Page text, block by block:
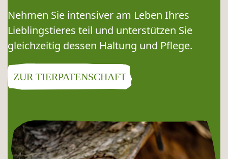
Nehmen Sie intensiver am Leben Ihres
Lieblingstieres teil und unterstützen Sie
gleichzeitig dessen Haltung und Pflege.
ZUR TIERPATENSCHAFT